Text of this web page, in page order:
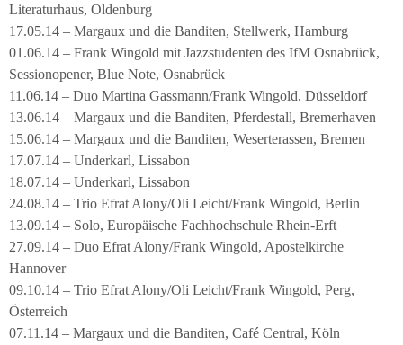
Literaturhaus, Oldenburg
17.05.14 – Margaux und die Banditen, Stellwerk, Hamburg
01.06.14 – Frank Wingold mit Jazzstudenten des IfM Osnabrück,
Sessionopener, Blue Note, Osnabrück
11.06.14 – Duo Martina Gassmann/Frank Wingold, Düsseldorf
13.06.14 – Margaux und die Banditen, Pferdestall, Bremerhaven
15.06.14 – Margaux und die Banditen, Weserterassen, Bremen
17.07.14 – Underkarl, Lissabon
18.07.14 – Underkarl, Lissabon
24.08.14 – Trio Efrat Alony/Oli Leicht/Frank Wingold, Berlin
13.09.14 – Solo, Europäische Fachhochschule Rhein-Erft
27.09.14 – Duo Efrat Alony/Frank Wingold, Apostelkirche
Hannover
09.10.14 – Trio Efrat Alony/Oli Leicht/Frank Wingold, Perg,
Österreich
07.11.14 – Margaux und die Banditen, Café Central, Köln